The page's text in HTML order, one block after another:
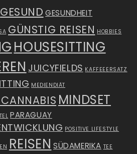
GESUND GESUNDHEIT
GÜNSTIG REISEN HOBBIES
HOUSESITTING
JUICYFIELDS KAFFEEERSATZ
MEDIENDIÄT
MINDSET
PARAGUAY
POSITIVE LIFESTYLE
REISEN SÜDAMERIKA TEE